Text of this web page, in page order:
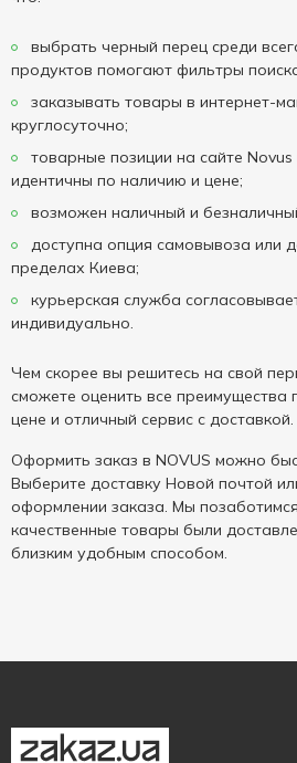
выбрать черный перец среди
продуктов помогают фильтры
заказывать товары в интернет-
круглосуточно;
товарные позиции на сайте
идентичны по наличию и цене;
возможен наличный и
доступна опция самовывоза или
пределах Киева;
курьерская служба
индивидуально.
Чем скорее вы решитесь на свой
сможете оценить все преимущества
цене и отличный сервис с доставкой.
Оформить заказ в NOVUS можно
Выберите доставку Новой почтой
оформлении заказа. Мы
качественные товары были
близким удобным способом.